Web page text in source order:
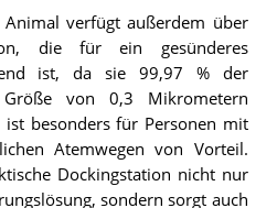
verfügt außerdem über
die für ein gesünderes
ist, da sie 99,97 % der
von 0,3 Mikrometern
ist besonders für Personen mit
Atemwegen von Vorteil.
Dockingstation nicht nur
sondern sorgt auch